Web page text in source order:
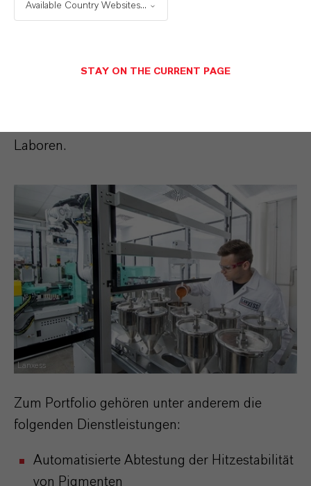
LANXESS bietet umfassende technische
Laboren.
Lanxess
Zum Portfolio gehören unter anderem die
folgenden Dienstleistungen:
Automatisierte Abtestung der Hitzestabilität
von Pigmenten
Available Country Websites...
STAY ON THE CURRENT PAGE